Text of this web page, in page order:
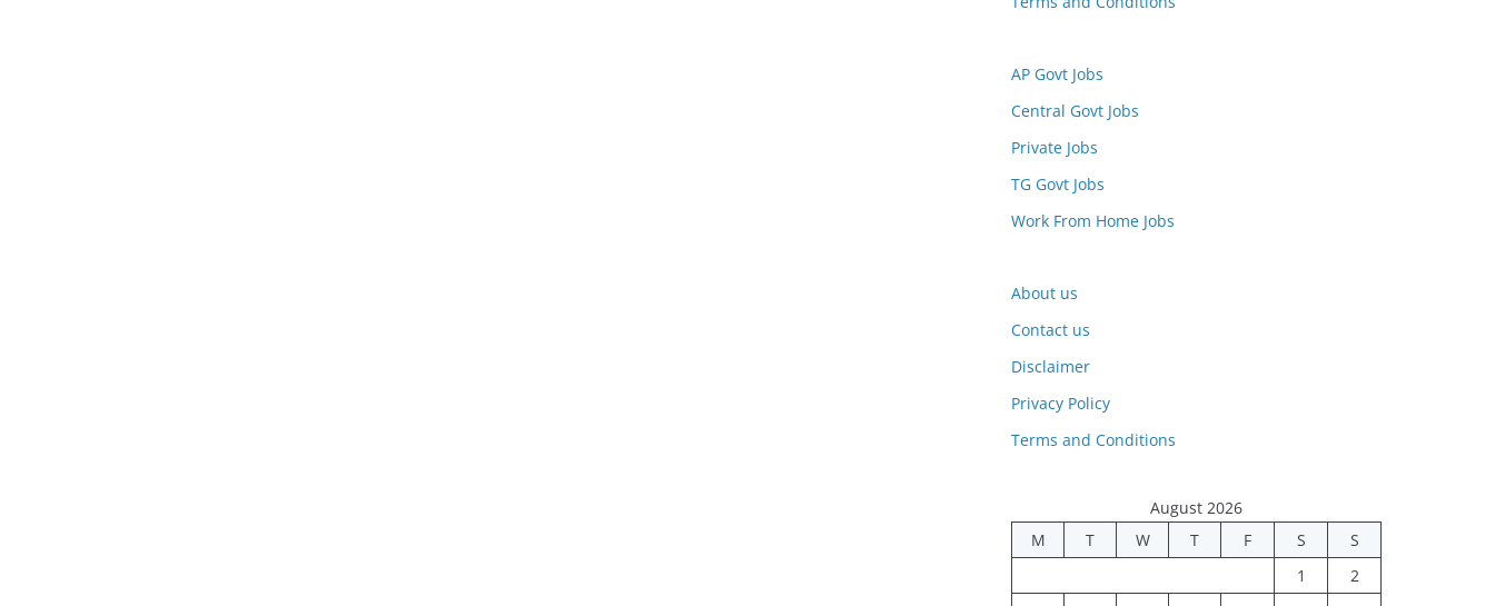
AP Govt Jobs
Central Govt Jobs
Private Jobs
TG Govt Jobs
Work From Home Jobs
About us
Contact us
Disclaimer
Privacy Policy
Terms and Conditions
August 2026
M
T W T F S
S
1
2